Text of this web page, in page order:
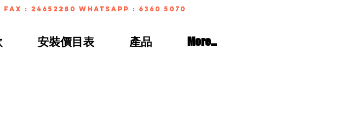
安裝價目表 產品 More...
FAX : 24652280 whatsapp : 6360 5070